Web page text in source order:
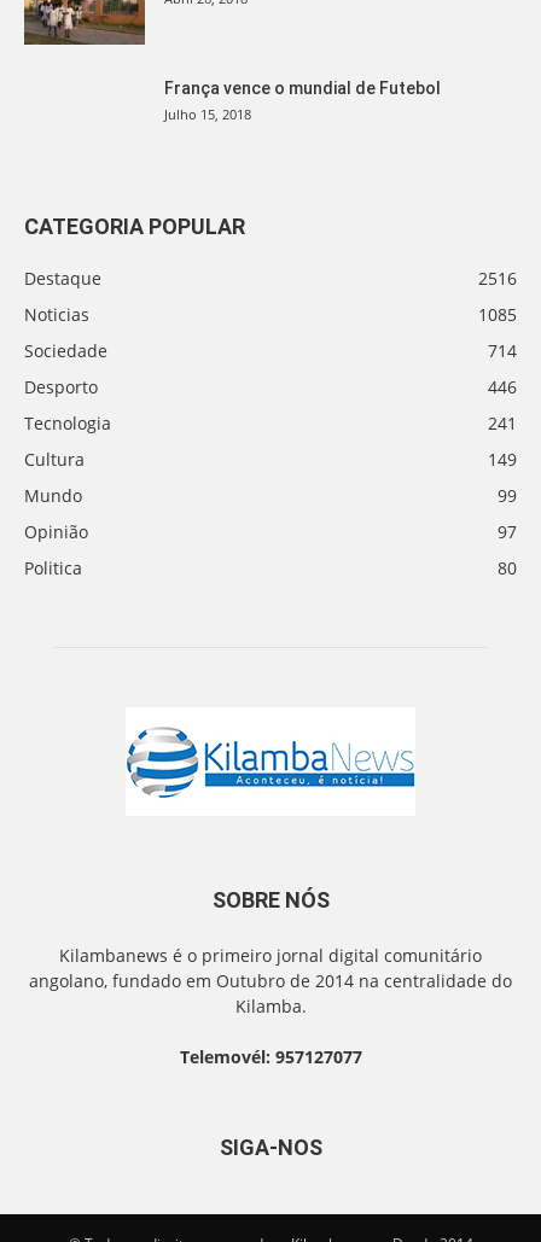
França vence o mundial de Futebol
Julho 15, 2018
CATEGORIA POPULAR
Destaque
2516
Noticias
1085
Sociedade
714
Desporto
446
Tecnologia
241
Cultura
149
Mundo
99
Opinião
97
Politica
80
SOBRE NÓS
Kilambanews é o primeiro jornal digital comunitário
angolano, fundado em Outubro de 2014 na centralidade do
Kilamba.
Telemovél: 957127077
SIGA-NOS